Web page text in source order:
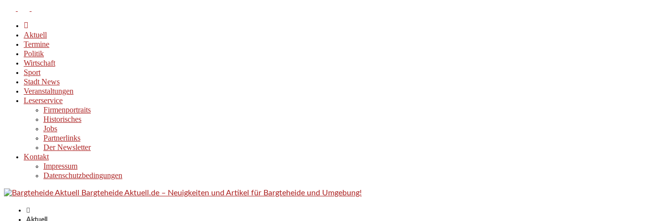
Aktuell
Termine
Politik
Wirtschaft
Sport
Stadt News
Veranstaltungen
Leserservice
Firmenportraits
Historisches
Jobs
Partnerlinks
Der Newsletter
Kontakt
Impressum
Datenschutzbedingungen
Bargteheide Aktuell.de – Neuigkeiten und Artikel für Bargteheide und Umgebung!